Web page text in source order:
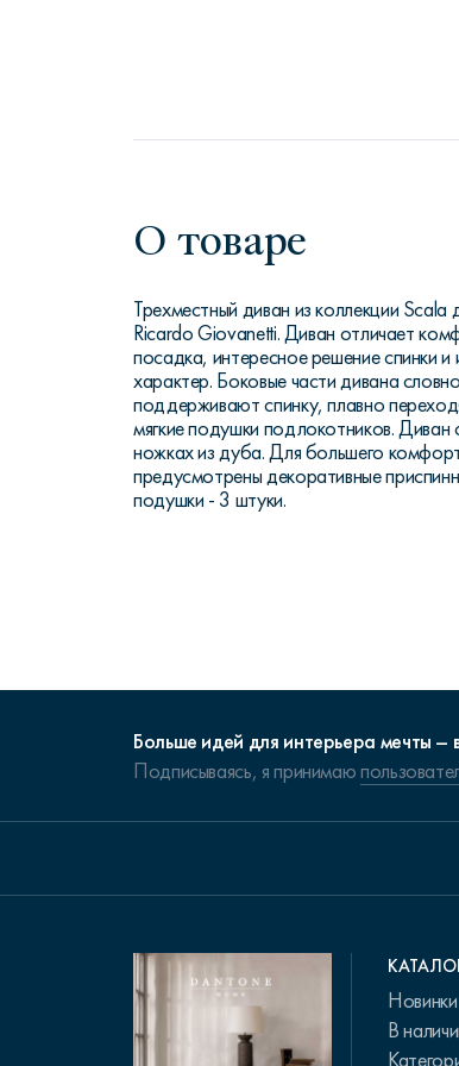
О товаре
Трехместный диван из коллекции Scala
Ricardo Giovanetti. Диван отличает
посадка, интересное решение спинки и
характер. Боковые части дивана словно
поддерживают спинку, плавно
мягкие подушки подлокотников. Диван
ножках из дуба. Для большего
предусмотрены декоративные
подушки - 3 штуки.
Больше идей для интерьера мечты –
Подписываясь, я принимаю
Новинки
В